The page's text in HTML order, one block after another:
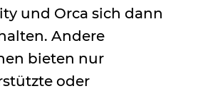
und Orca sich dann
Andere
bieten nur
oder